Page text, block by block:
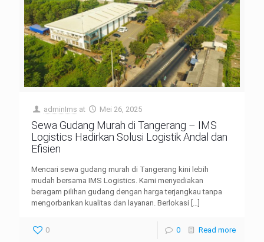
adminIms at Mei 26, 2025
Sewa Gudang Murah di Tangerang – IMS
Logistics Hadirkan Solusi Logistik Andal dan
Efisien
Mencari sewa gudang murah di Tangerang kini lebih
mudah bersama IMS Logistics. Kami menyediakan
beragam pilihan gudang dengan harga terjangkau tanpa
mengorbankan kualitas dan layanan. Berlokasi […]
0 0 Read more